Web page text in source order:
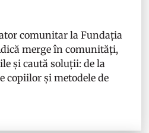
comunitar la Fundația
merge în comunități,
și caută soluții: de la
copiilor și metodele de